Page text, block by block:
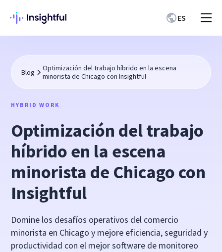
ES
Blog
Optimización del trabajo híbrido en la escena
minorista de Chicago con Insightful
HYBRID WORK
Optimización del trabajo
híbrido en la escena
minorista de Chicago con
Insightful
Domine los desafíos operativos del comercio
minorista en Chicago y mejore eficiencia, seguridad y
productividad con el mejor software de monitoreo